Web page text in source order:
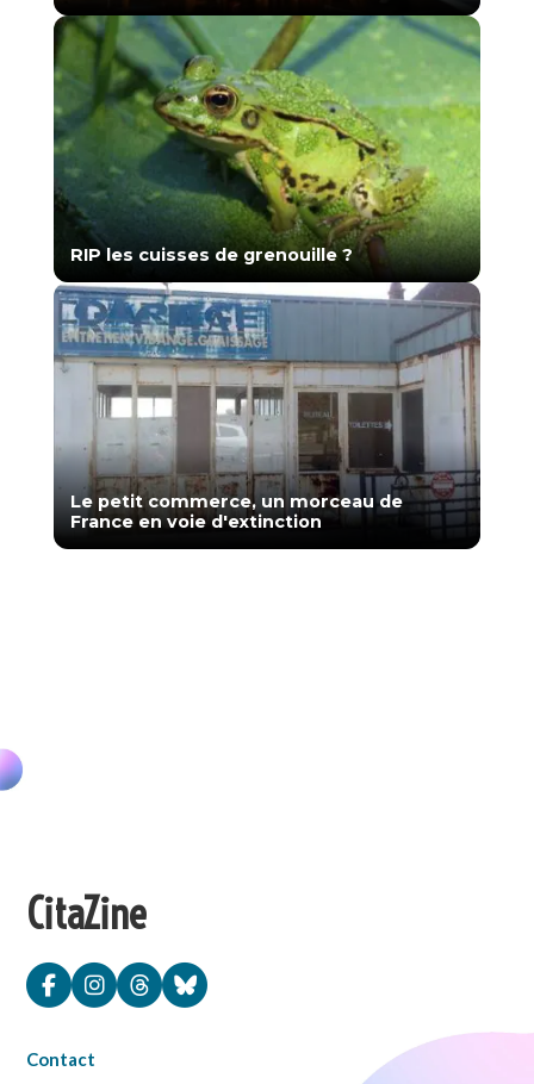
RIP les cuisses de grenouille ?
Le petit commerce, un morceau de
France en voie d'extinction
CitaZine
Contact